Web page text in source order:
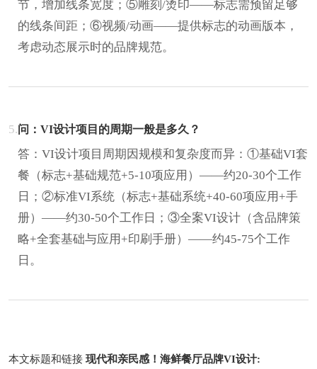
节，增加线条宽度；⑤雕刻/烫印——标志需预留足够
的线条间距；⑥视频/动画——提供标志的动画版本，
考虑动态展示时的品牌规范。
5.问：VI设计项目的周期一般是多久？
答：VI设计项目周期因规模和复杂度而异：①基础VI套
餐（标志+基础规范+5-10项应用）——约20-30个工作
日；②标准VI系统（标志+基础系统+40-60项应用+手
册）——约30-50个工作日；③全案VI设计（含品牌策
略+全套基础与应用+印刷手册）——约45-75个工作
日。
本文标题和链接 现代和亲民感！海鲜餐厅品牌VI设计: